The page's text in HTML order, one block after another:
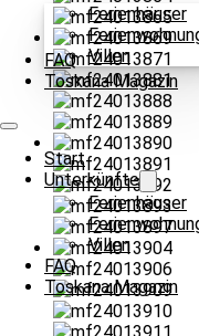
Ferienhäuser
Villen
FAQ
Toskana Magazin
Start
Unterkünfte
Ferienhäuser
Villen
FAQ
Toskana Magazin